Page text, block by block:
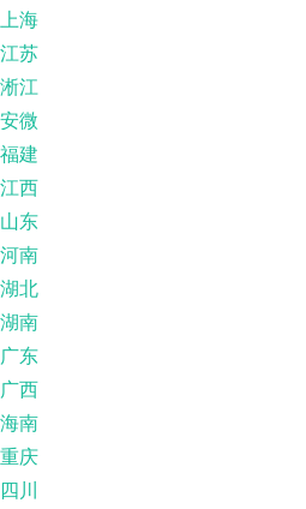
上海
江苏
淅江
安微
福建
江西
山东
河南
湖北
湖南
广东
广西
海南
重庆
四川